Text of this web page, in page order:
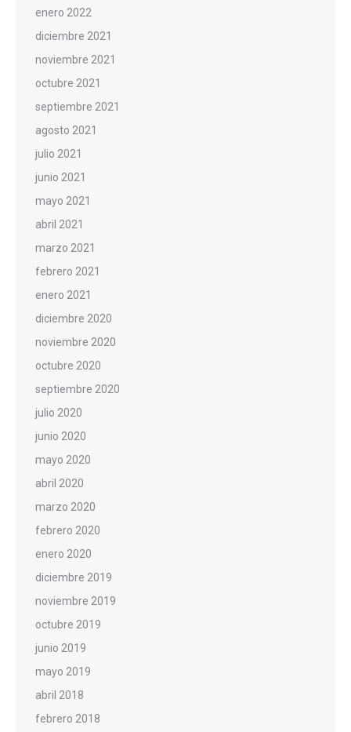
enero 2022
diciembre 2021
noviembre 2021
octubre 2021
septiembre 2021
agosto 2021
julio 2021
junio 2021
mayo 2021
abril 2021
marzo 2021
febrero 2021
enero 2021
diciembre 2020
noviembre 2020
octubre 2020
septiembre 2020
julio 2020
junio 2020
mayo 2020
abril 2020
marzo 2020
febrero 2020
enero 2020
diciembre 2019
noviembre 2019
octubre 2019
junio 2019
mayo 2019
abril 2018
febrero 2018